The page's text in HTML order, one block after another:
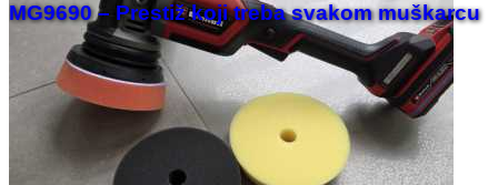
MG9690 – Prestiž koji treba svakom muškarcu